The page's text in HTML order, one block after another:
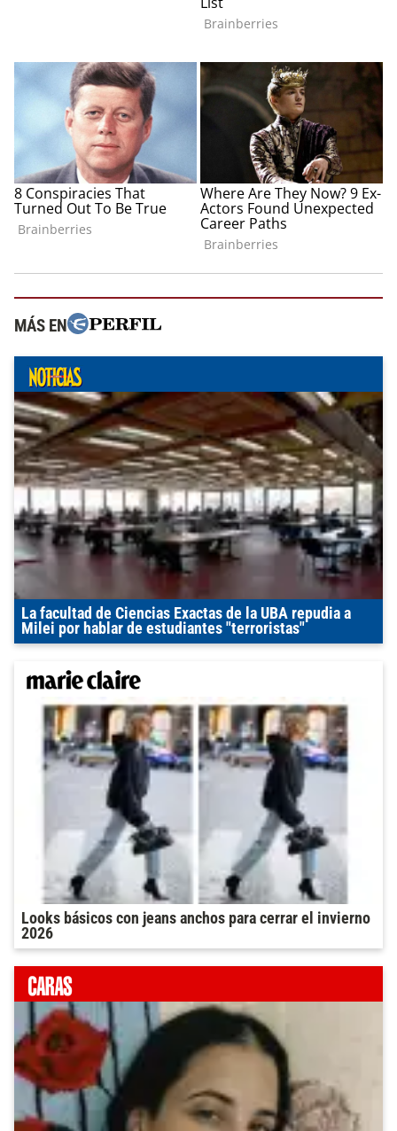
MÁS EN
La facultad de Ciencias Exactas de la UBA repudia a
Milei por hablar de estudiantes "terroristas"
Looks básicos con jeans anchos para cerrar el invierno
2026